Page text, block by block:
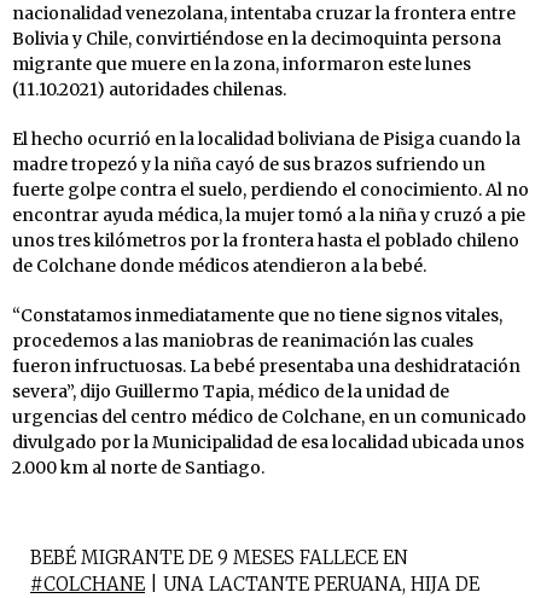
nacionalidad venezolana, intentaba cruzar la frontera entre
Bolivia y Chile, convirtiéndose en la decimoquinta persona
migrante que muere en la zona, informaron este lunes
(11.10.2021) autoridades chilenas.
El hecho ocurrió en la localidad boliviana de Pisiga cuando la
madre tropezó y la niña cayó de sus brazos sufriendo un
fuerte golpe contra el suelo, perdiendo el conocimiento. Al no
encontrar ayuda médica, la mujer tomó a la niña y cruzó a pie
unos tres kilómetros por la frontera hasta el poblado chileno
de Colchane donde médicos atendieron a la bebé.
“Constatamos inmediatamente que no tiene signos vitales,
procedemos a las maniobras de reanimación las cuales
fueron infructuosas. La bebé presentaba una deshidratación
severa”, dijo Guillermo Tapia, médico de la unidad de
urgencias del centro médico de Colchane, en un comunicado
divulgado por la Municipalidad de esa localidad ubicada unos
2.000 km al norte de Santiago.
BEBÉ MIGRANTE DE 9 MESES FALLECE EN
#COLCHANE | UNA LACTANTE PERUANA, HIJA DE